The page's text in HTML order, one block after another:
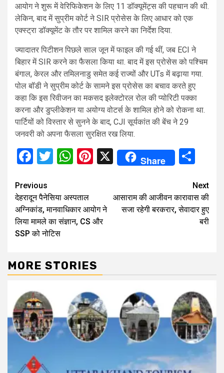
आयोग ने शुरू में वेरिफिकेशन के लिए 11 डॉक्यूमेंट्स की पहचान की थी.
लेकिन, बाद में सुप्रीम कोर्ट ने SIR प्रोसेस के लिए आधार को एक
एक्स्ट्रा डॉक्यूमेंट के तौर पर शामिल करने का निर्देश दिया.
ज्यादातर पिटीशन पिछले साल जून में फाइल की गई थीं, जब ECI ने
बिहार में SIR करने का फैसला किया था. बाद में इस प्रोसेस को पश्चिम
बंगाल, केरल और तमिलनाडु समेत कई राज्यों और UTs में बढ़ाया गया.
पोल बॉडी ने सुप्रीम कोर्ट के सामने इस प्रोसेस का बचाव करते हुए
कहा कि इस रिवीजन का मकसद इलेक्टोरल रोल की प्योरिटी पक्का
करना और डुप्लीकेशन या अयोग्य वोटर्स के शामिल होने को रोकना था.
पार्टियों को विस्तार से सुनने के बाद, CJI सूर्यकांत की बेंच ने 29
जनवरी को अपना फैसला सुरक्षित रख लिया.
Facebook
Twitter
WhatsApp
Pinterest
X Share
Continue
Reading
Previous
देहरादून पैनेसिया अस्पताल
अग्निकांड, मानवाधिकार आयोग ने
लिया मामले का संज्ञान, CS और
SSP को नोटिस
Next
आसाराम की आजीवन कारावास की
सजा रहेगी बरकरार, सेवादार हुए
बरी
MORE STORIES